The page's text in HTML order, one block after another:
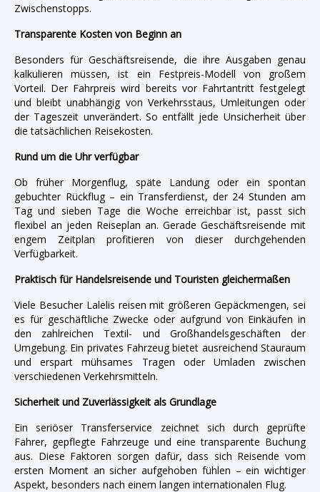
Zwischenstopps.
Transparente Kosten von Beginn an
Besonders für Geschäftsreisende, die ihre Ausgaben genau
kalkulieren müssen, ist ein Festpreis-Modell von großem
Vorteil. Der Fahrpreis wird bereits vor Fahrtantritt festgelegt
und bleibt unabhängig von Verkehrsstaus, Umleitungen oder
der Tageszeit unverändert. So entfällt jede Unsicherheit über
die tatsächlichen Reisekosten.
Rund um die Uhr verfügbar
Ob früher Morgenflug, späte Landung oder ein spontan
gebuchter Rückflug – ein Transferdienst, der 24 Stunden am
Tag und sieben Tage die Woche erreichbar ist, passt sich
flexibel an jeden Reiseplan an. Gerade Geschäftsreisende mit
engem Zeitplan profitieren von dieser durchgehenden
Verfügbarkeit.
Praktisch für Handelsreisende und Touristen gleichermaßen
Viele Besucher Lalelis reisen mit größeren Gepäckmengen, sei
es für geschäftliche Zwecke oder aufgrund von Einkäufen in
den zahlreichen Textil- und Großhandelsgeschäften der
Umgebung. Ein privates Fahrzeug bietet ausreichend Stauraum
und erspart mühsames Tragen oder Umladen zwischen
verschiedenen Verkehrsmitteln.
Sicherheit und Zuverlässigkeit als Grundlage
Ein seriöser Transferservice zeichnet sich durch geprüfte
Fahrer, gepflegte Fahrzeuge und eine transparente Buchung
aus. Diese Faktoren sorgen dafür, dass sich Reisende vom
ersten Moment an sicher aufgehoben fühlen – ein wichtiger
Aspekt, besonders nach einem langen internationalen Flug.